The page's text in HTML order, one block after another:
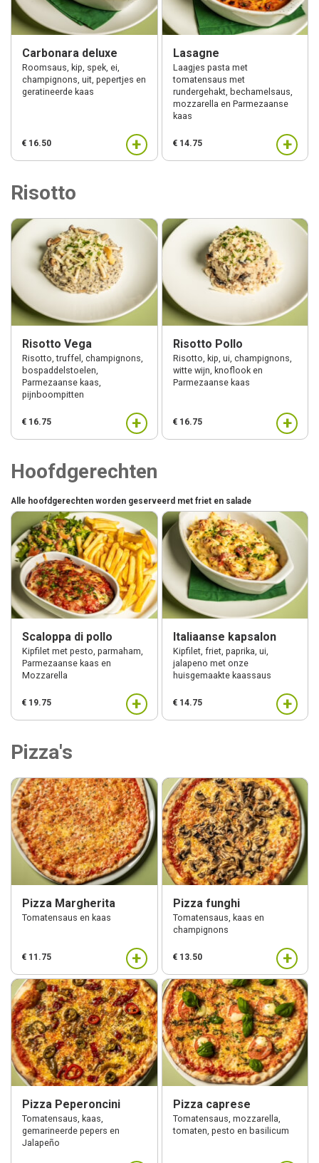
Menu
Bestellen
Carbonara deluxe
Roomsaus, kip, spek, ei,
champignons, uit, pepertjes en
geratineerde kaas
€ 16.50 +
Lasagne
Laagjes pasta met
tomatensaus met
rundergehakt, bechamelsaus,
mozzarella en Parmezaanse
kaas
€ 14.75 +
Risotto
Risotto Vega
Risotto, truffel, champignons,
bospaddelstoelen,
Parmezaanse kaas,
pijnboompitten
€ 16.75 +
Risotto Pollo
Risotto, kip, ui, champignons,
witte wijn, knoflook en
Parmezaanse kaas
€ 16.75 +
Hoofdgerechten
Alle hoofdgerechten worden geserveerd met friet en salade
Scaloppa di pollo
Kipfilet met pesto, parmaham,
Parmezaanse kaas en
Mozzarella
€ 19.75 +
Italiaanse kapsalon
Kipfilet, friet, paprika, ui,
jalapeno met onze
huisgemaakte kaassaus
€ 14.75 +
Pizza's
Pizza Margherita
Tomatensaus en kaas
€ 11.75 +
Pizza funghi
Tomatensaus, kaas en
champignons
€ 13.50 +
Pizza Peperoncini
Tomatensaus, kaas,
gemarineerde pepers en
Jalapeño
Pizza caprese
Tomatensaus, mozzarella,
tomaten, pesto en basilicum